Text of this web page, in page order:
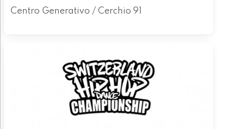
Centro Generativo / Cerchio 91